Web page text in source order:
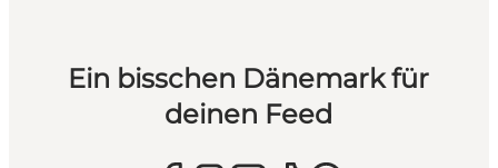
Ein bisschen Dänemark für
deinen Feed